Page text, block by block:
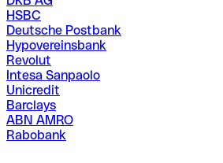
HSBC
Deutsche Postbank
Hypovereinsbank
Revolut
Intesa Sanpaolo
Unicredit
Barclays
ABN AMRO
Rabobank